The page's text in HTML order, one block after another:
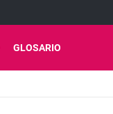
GLOSARIO